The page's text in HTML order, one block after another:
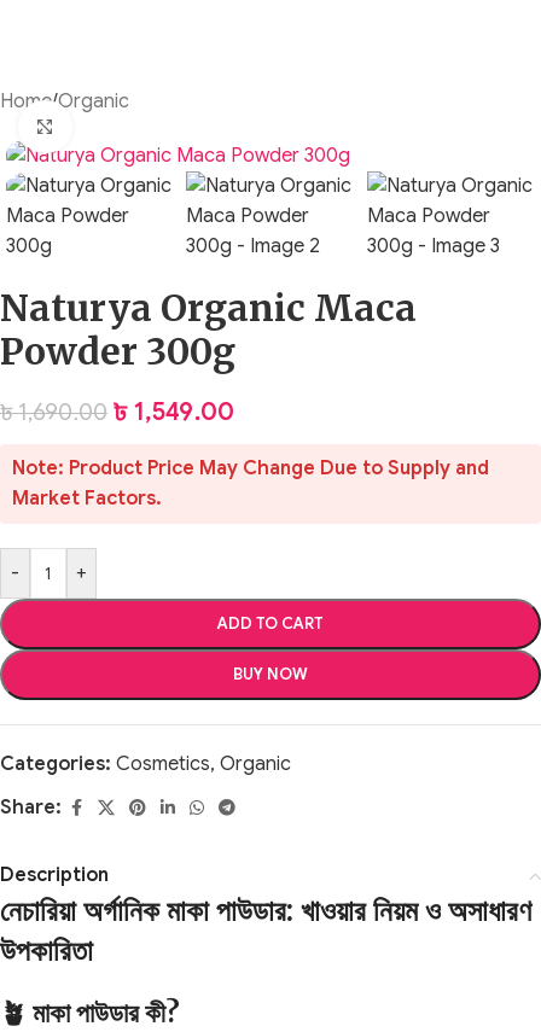
Home/Organic
Naturya Organic Maca
Powder 300g
৳1,690.00 ৳1,549.00
Note: Product Price May Change Due to Supply and
Market Factors.
- +
ADD TO CART
BUY NOW
Categories: Cosmetics, Organic
Share:
Description
নেচারিয়া অর্গানিক মাকা পাউডার: খাওয়ার নিয়ম ও অসাধারণ
উপকারিতা
🪴 মাকা পাউডার কী?